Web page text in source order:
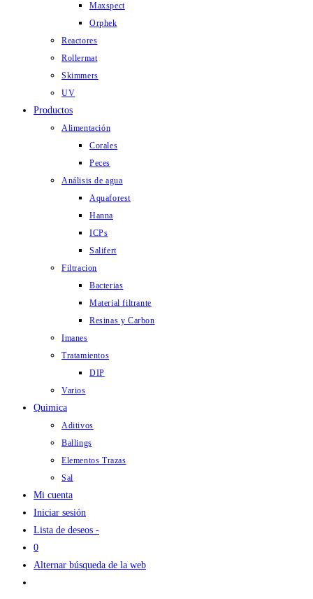
Maxspect
Orphek
Reactores
Rollermat
Skimmers
UV
Productos
Alimentación
Corales
Peces
Análisis de agua
Aquaforest
Hanna
ICPs
Salifert
Filtracion
Bacterias
Material filtrante
Resinas y Carbon
Imanes
Tratamientos
DIP
Varios
Quimica
Aditivos
Ballings
Elementos Trazas
Sal
Mi cuenta
Iniciar sesión
Lista de deseos -
0
Alternar búsqueda de la web